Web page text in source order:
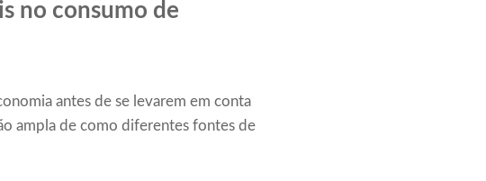
​​no consumo de
antes de se levarem em conta
ampla de como diferentes fontes de